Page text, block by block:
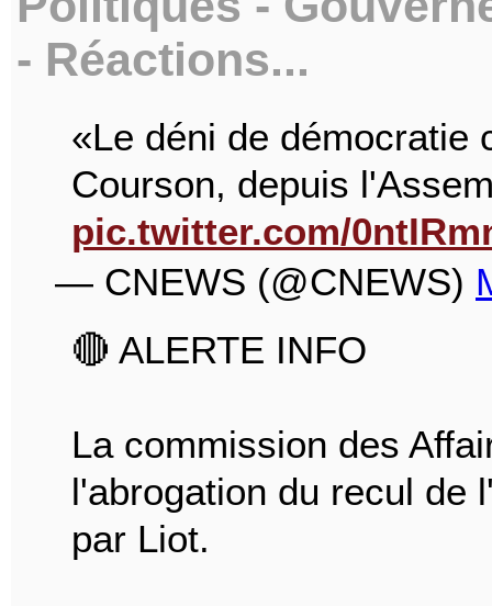
- Réactions...
«Le déni de démocratie
Courson, depuis
pic.twitter.com/
— CNEWS (@CNEWS)
🔴 ALERTE INFO
La commission des
l'abrogation du recul de
par Liot.